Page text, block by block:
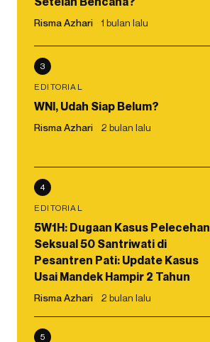
Risma Azhari 1 bulan lalu
3
EDITORIAL
WNI, Udah Siap Belum?
Risma Azhari 2 bulan lalu
4
EDITORIAL
5W1H: Dugaan Kasus Pelecehan
Seksual 50 Santriwati di
Pesantren Pati: Update Kasus
Usai Mandek Hampir 2 Tahun
Risma Azhari 2 bulan lalu
5